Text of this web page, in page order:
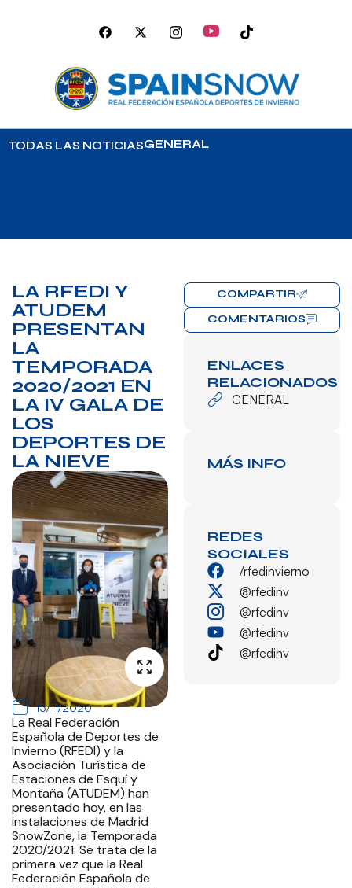
TODAS LAS NOTICIASGENERAL
LA RFEDI Y
ATUDEM
PRESENTAN
LA
TEMPORADA
2020/2021 EN
LA IV GALA DE
LOS
DEPORTES DE
LA NIEVE
13/11/2020
La Real Federación
Española de Deportes de
Invierno (RFEDI) y la
Asociación Turística de
Estaciones de Esquí y
Montaña (ATUDEM) han
presentado hoy, en las
instalaciones de Madrid
SnowZone, la Temporada
2020/2021. Se trata de la
primera vez que la Real
Federación Española de
COMPARTIR
COMENTARIOS
ENLACES
RELACIONADOS
GENERAL
MÁS INFO
REDES
SOCIALES
/rfedinvierno
@rfedinv
@rfedinv
@rfedinv
@rfedinv